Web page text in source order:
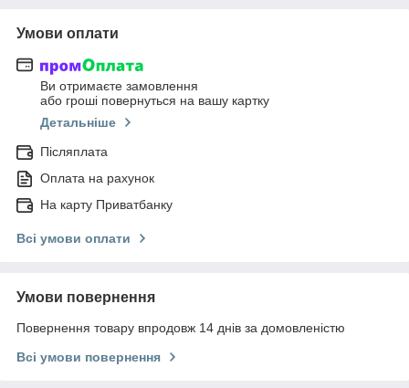
Умови оплати
Ви отримаєте замовлення
або гроші повернуться на вашу картку
Детальніше
Післяплата
Оплата на рахунок
На карту Приватбанку
Всі умови оплати
Умови повернення
Повернення товару впродовж 14 днів за домовленістю
Всі умови повернення